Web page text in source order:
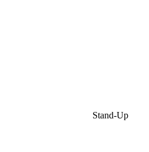
Stand-Up